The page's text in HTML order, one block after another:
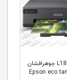
پرینتر L18050 جوهرافشان